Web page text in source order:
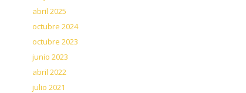
abril 2025
octubre 2024
octubre 2023
junio 2023
abril 2022
julio 2021